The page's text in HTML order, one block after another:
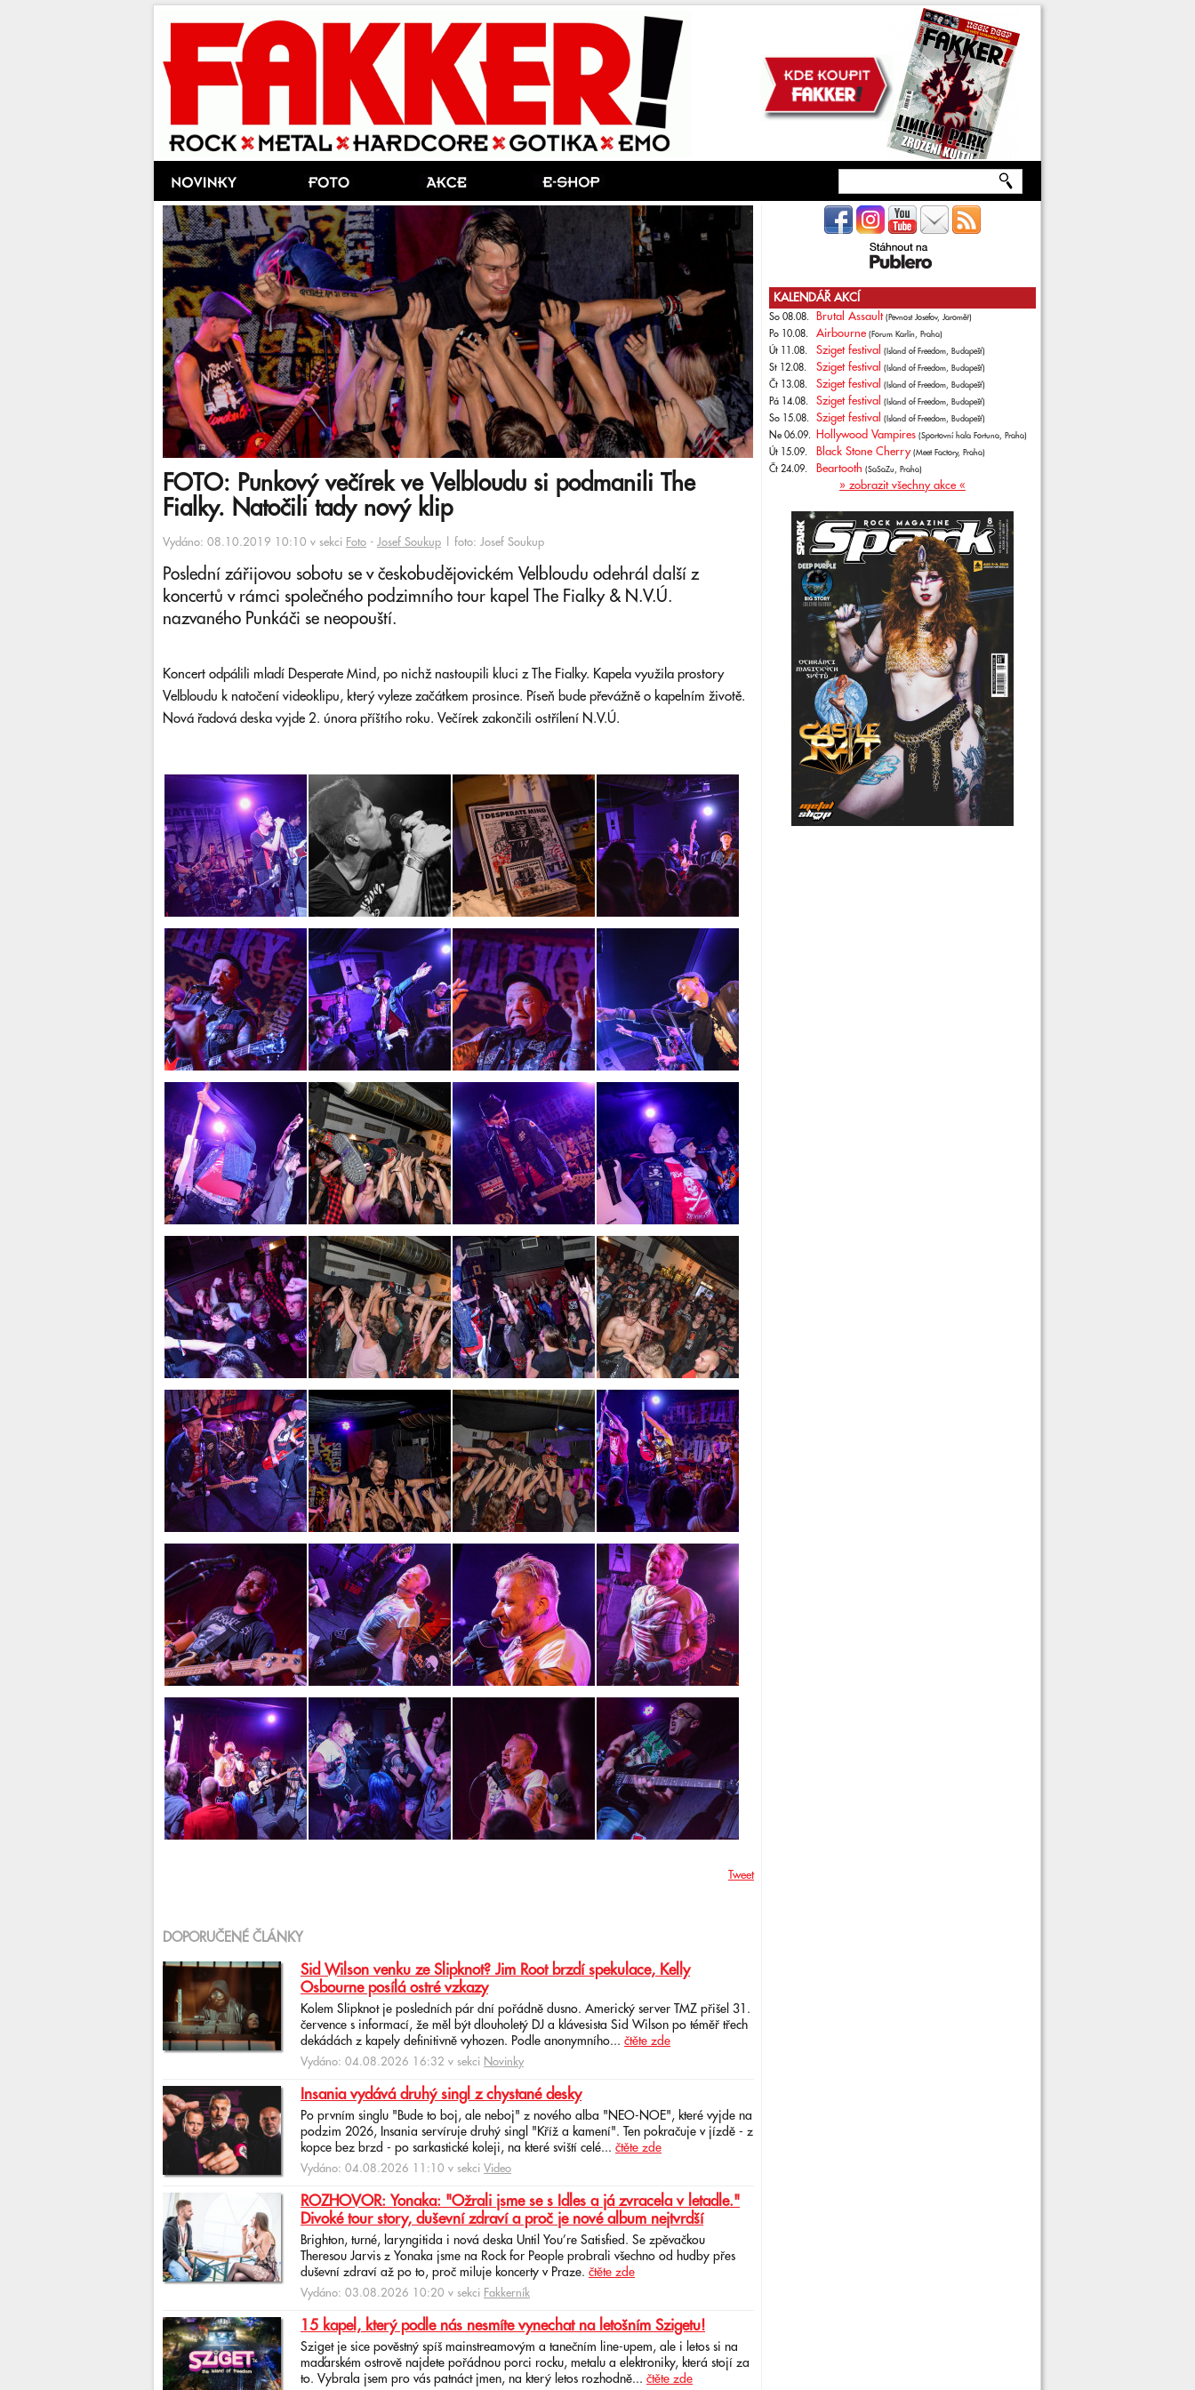
FOTO: Punkový večírek ve Velbloudu si podmanili The
Fialky. Natočili tady nový klip
Vydáno: 08.10.2019 10:10 v sekci Foto - Josef Soukup | foto: Josef Soukup
Poslední zářijovou sobotu se v českobudějovickém Velbloudu odehrál další z
koncertů v rámci společného podzimního tour kapel The Fialky & N.V.Ú.
nazvaného Punkáči se neopouští.
Koncert odpálili mladí Desperate Mind, po nichž nastoupili kluci z The Fialky. Kapela využila prostory
Velbloudu k natočení videoklipu, který vyleze začátkem prosince. Píseň bude převážně o kapelním životě.
Nová řadová deska vyjde 2. února příštího roku. Večírek zakončili ostřílení N.V.Ú.
Tweet
DOPORUČENÉ ČLÁNKY
Sid Wilson venku ze Slipknot? Jim Root brzdí spekulace, Kelly
Osbourne posílá ostré vzkazy
Kolem Slipknot je posledních pár dní pořádně dusno. Americký server TMZ přišel 31.
července s informací, že měl být dlouholetý DJ a klávesista Sid Wilson po téměř třech
dekádách z kapely definitivně vyhozen. Podle anonymního... čtěte zde
Vydáno: 04.08.2026 16:32 v sekci Novinky
Insania vydává druhý singl z chystané desky
Po prvním singlu "Bude to boj, ale neboj" z nového alba "NEO-NOE", které vyjde na
podzim 2026, Insania servíruje druhý singl "Kříž a kamení". Ten pokračuje v jízdě - z
kopce bez brzd - po sarkastické koleji, na které sviští celé... čtěte zde
Vydáno: 04.08.2026 11:10 v sekci Video
ROZHOVOR: Yonaka: "Ožrali jsme se s Idles a já zvracela v letadle."
Divoké tour story, duševní zdraví a proč je nové album nejtvrdší
Brighton, turné, laryngitida i nová deska Until You’re Satisfied. Se zpěvačkou
Theresou Jarvis z Yonaka jsme na Rock for People probrali všechno od hudby přes
duševní zdraví až po to, proč miluje koncerty v Praze. čtěte zde
Vydáno: 03.08.2026 10:20 v sekci Fakkerník
15 kapel, který podle nás nesmíte vynechat na letošním Szigetu!
Sziget je sice pověstný spíš mainstreamovým a tanečním line-upem, ale i letos si na
maďarském ostrově najdete pořádnou porci rocku, metalu a elektroniky, která stojí za
to. Vybrala jsem pro vás patnáct jmen, na který letos rozhodně... čtěte zde
KALENDÁŘ AKCÍ
So 08.08. Brutal Assault (Pevnost Josefov, Jaroměř)
Po 10.08. Airbourne (Forum Karlín, Praha)
Út 11.08. Sziget festival (Island of Freedom, Budapešť)
St 12.08. Sziget festival (Island of Freedom, Budapešť)
Čt 13.08. Sziget festival (Island of Freedom, Budapešť)
Pá 14.08. Sziget festival (Island of Freedom, Budapešť)
So 15.08. Sziget festival (Island of Freedom, Budapešť)
Ne 06.09. Hollywood Vampires (Sportovní hala Fortuna, Praha)
Út 15.09. Black Stone Cherry (Meet Factory, Praha)
Čt 24.09. Beartooth (SaSaZu, Praha)
» zobrazit všechny akce «